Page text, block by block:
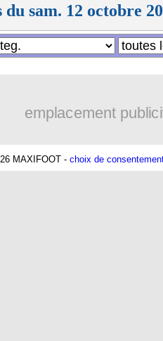
du sam. 12 octobre
emplacement
MAXIFOOT - choix de